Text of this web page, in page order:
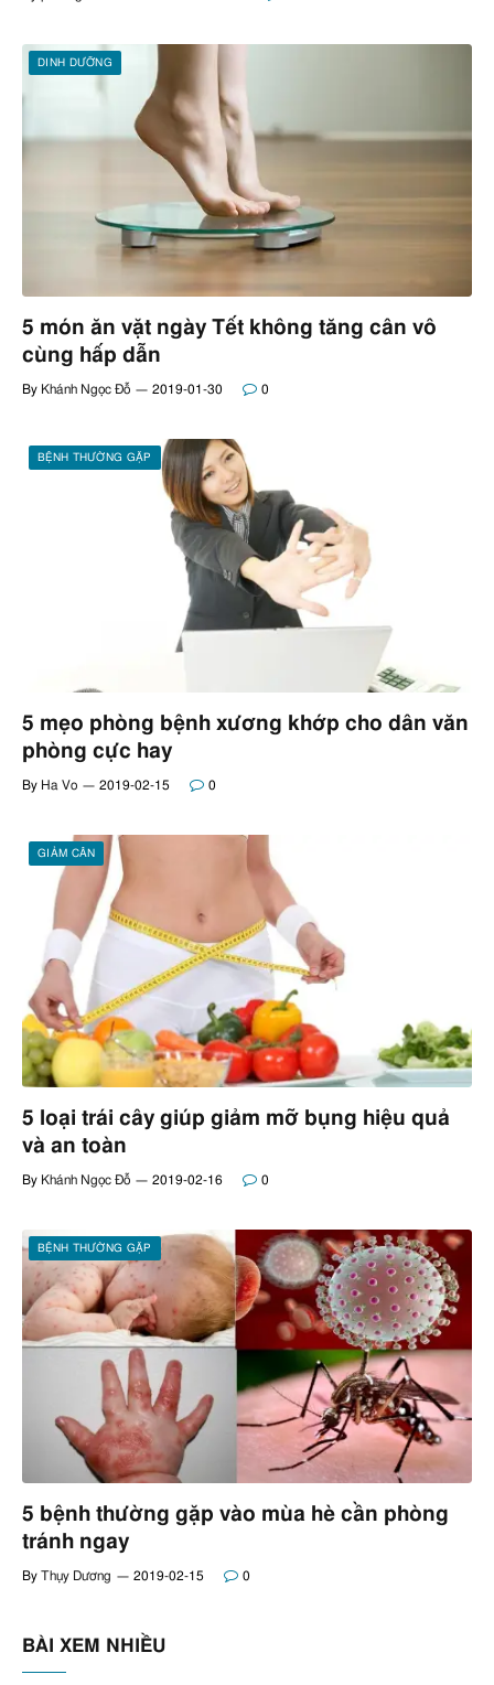
DINH DƯỠNG
5 món ăn vặt ngày Tết không tăng cân vô
cùng hấp dẫn
By Khánh Ngọc Đỗ 2019-01-30 0
BỆNH THƯỜNG GẶP
5 mẹo phòng bệnh xương khớp cho dân văn
phòng cực hay
By Ha Vo 2019-02-15 0
GIẢM CÂN
5 loại trái cây giúp giảm mỡ bụng hiệu quả
và an toàn
By Khánh Ngọc Đỗ 2019-02-16 0
BỆNH THƯỜNG GẶP
5 bệnh thường gặp vào mùa hè cần phòng
tránh ngay
By Thụy Dương 2019-02-15 0
BÀI XEM NHIỀU